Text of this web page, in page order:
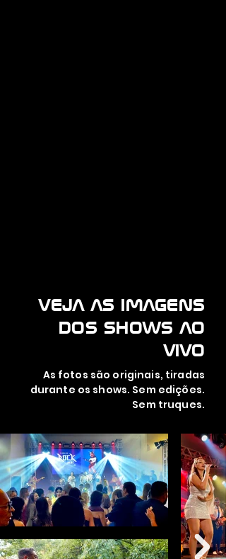
VEJA AS IMAGENS
DOS SHOWS AO
VIVO
As fotos são originais, tiradas
durante os shows. Sem edições.
Sem truques.